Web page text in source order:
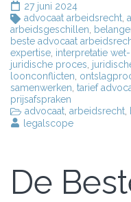
27 juni 2024
advocaat arbeidsrecht
arbeidsgeschillen
beste advocaat
expertise interpretatie
juridische proces
loonconflicten
samenwerken tarief
prijsafspraken
advocaat arbeidsrecht
legalscope
De